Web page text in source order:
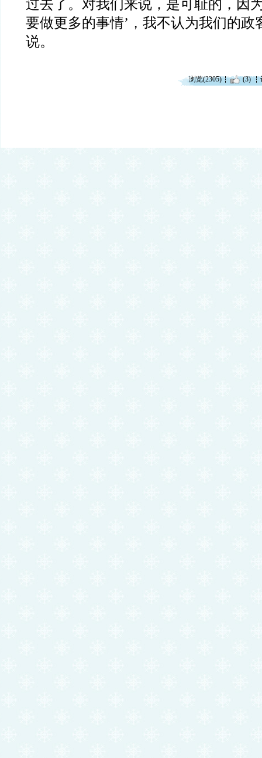
过去了。对我们来说，是可耻的，因
要做更多的事情’，我不认为我们的政
说。
浏览(2305) (3)